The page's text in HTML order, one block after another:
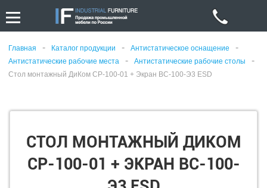
Главная - Каталог продукции - Антистатическое оснащение -
Антистатические рабочие места - Антистатические рабочие столы -
Стол монтажный ДиКом СР-100-01 + Экран ВС-100-Э3 ESD
СТОЛ МОНТАЖНЫЙ ДИКОМ
СР-100-01 + ЭКРАН ВС-100-